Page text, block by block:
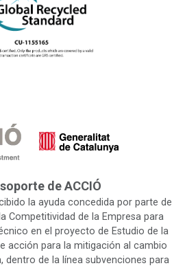
de ACCIÓ
la ayuda concedida por parte de
Competitividad de la Empresa para
en el proyecto de Estudio de la
acción para la mitigación al cambio
dentro de la línea subvenciones para